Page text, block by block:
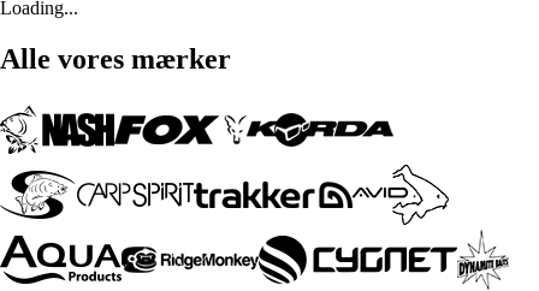
Loading...
Alle vores mærker